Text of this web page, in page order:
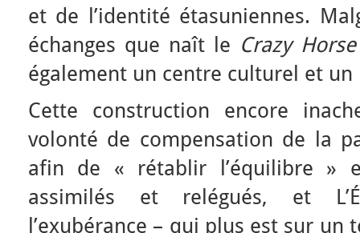
et de l’identité étasuniennes.
échanges que naît le Crazy
également un centre culturel et
Cette construction encore
volonté de compensation de la
afin de « rétablir l’équilibre »
assimilés et relégués, et
l’exubérance – qui plus est sur